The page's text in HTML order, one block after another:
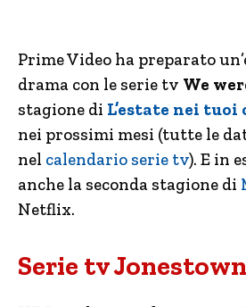
Prime Video ha preparato
drama con le serie tv We
stagione di L’estate nei tuoi
nei prossimi mesi (tutte le
nel calendario serie tv). E in
anche la seconda stagione di
Netflix.
Serie tv Jonestown